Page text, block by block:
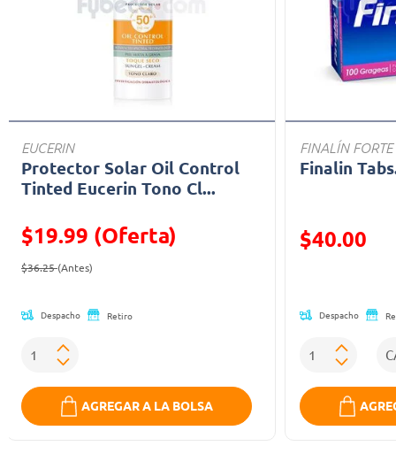
EUCERIN
Protector Solar Oil Control
Tinted Eucerin Tono Cl...
$19.99 (Oferta)
Precio reducido de
$36.25(Antes)
Despacho Retiro
AGREGAR A LA BOLSA
FINALÍN FORTE
Finalin
Precio
$40.00
Despacho